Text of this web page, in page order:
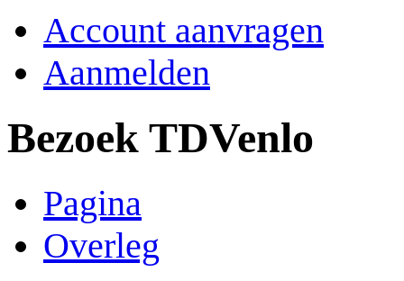
Account aanvragen
Aanmelden
Bezoek TDVenlo
Pagina
Overleg